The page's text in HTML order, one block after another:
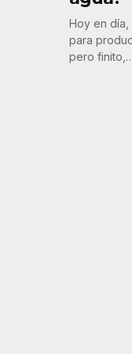
Hoy en día,
para
pero